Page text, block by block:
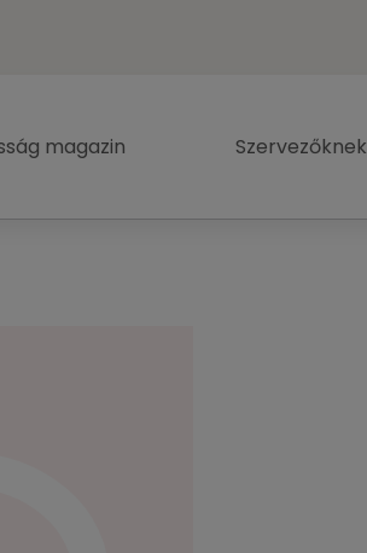
magazin Szervezőknek